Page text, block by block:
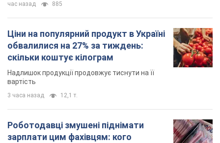
час назад 885
Ціни на популярний продукт в Україні
обвалилися на 27% за тиждень:
скільки коштує кілограм
Надлишок продукції продовжує тиснути на її
вартість
3 часа назад 12,1 т.
Роботодавці змушені піднімати
зарплати цим фахівцям: кого